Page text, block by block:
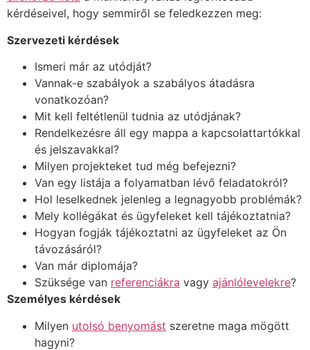
kérdéseivel, hogy semmiről se feledkezzen meg:
Szervezeti kérdések
Ismeri már az utódját?
Vannak-e szabályok a szabályos átadásra
vonatkozóan?
Mit kell feltétlenül tudnia az utódjának?
Rendelkezésre áll egy mappa a kapcsolattartókkal
és jelszavakkal?
Milyen projekteket tud még befejezni?
Van egy listája a folyamatban lévő feladatokról?
Hol leselkednek jelenleg a legnagyobb problémák?
Mely kollégákat és ügyfeleket kell tájékoztatnia?
Hogyan fogják tájékoztatni az ügyfeleket az Ön
távozásáról?
Van már diplomája?
Szüksége van referenciákra vagy ajánlólevelekre?
Személyes kérdések
Milyen utolsó benyomást szeretne maga mögött
hagyni?